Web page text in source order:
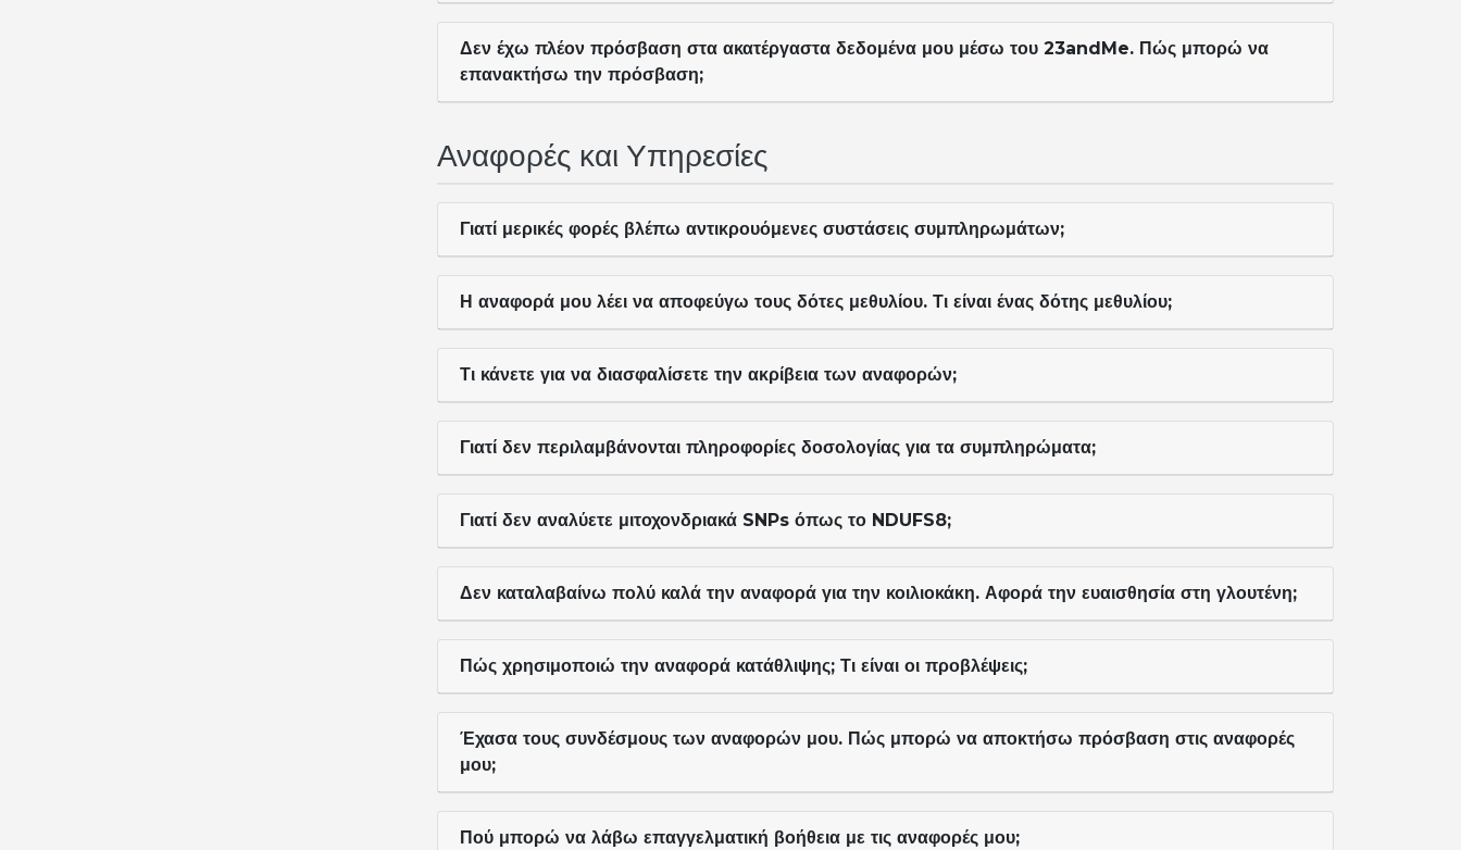
Δεν έχω πλέον πρόσβαση στα ακατέργαστα δεδομένα μου μέσω του 23andMe. Πώς μπορώ να
επανακτήσω την πρόσβαση;
Αναφορές και Υπηρεσίες
Γιατί μερικές φορές βλέπω αντικρουόμενες συστάσεις συμπληρωμάτων;
Η αναφορά μου λέει να αποφεύγω τους δότες μεθυλίου. Τι είναι ένας δότης μεθυλίου;
Τι κάνετε για να διασφαλίσετε την ακρίβεια των αναφορών;
Γιατί δεν περιλαμβάνονται πληροφορίες δοσολογίας για τα συμπληρώματα;
Γιατί δεν αναλύετε μιτοχονδριακά SNPs όπως το NDUFS8;
Δεν καταλαβαίνω πολύ καλά την αναφορά για την κοιλιοκάκη. Αφορά την ευαισθησία στη γλουτένη;
Πώς χρησιμοποιώ την αναφορά κατάθλιψης; Τι είναι οι προβλέψεις;
Έχασα τους συνδέσμους των αναφορών μου. Πώς μπορώ να αποκτήσω πρόσβαση στις αναφορές
μου;
Πού μπορώ να λάβω επαγγελματική βοήθεια με τις αναφορές μου;